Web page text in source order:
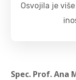
Osvojila je
Spec. Prof. Ana